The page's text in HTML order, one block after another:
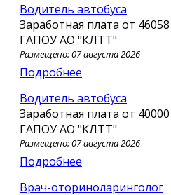
Водитель автобуса
Заработная плата от
ГАПОУ АО "КЛТТ"
Размещено: 07 августа 2026
Подробнее
Водитель автобуса
Заработная плата от
ГАПОУ АО "КЛТТ"
Размещено: 07 августа 2026
Подробнее
врач-оториноларинголог